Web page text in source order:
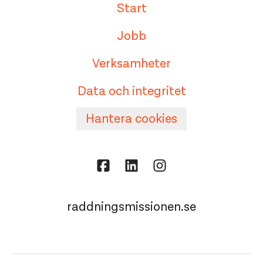
Start
Jobb
Verksamheter
Data och integritet
Hantera cookies
raddningsmissionen.se